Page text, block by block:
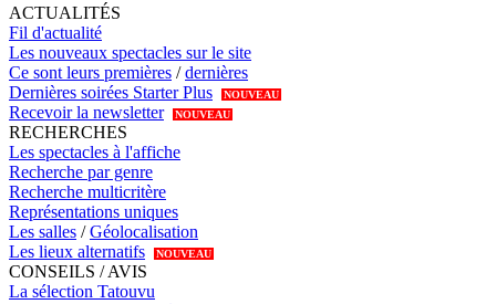
ACTUALITÉS
Fil d'actualité
Les nouveaux spectacles sur le site
Ce sont leurs premières /dernières
Dernières soirées Starter Plus
NOUVEAU
Recevoir la newsletter NOUVEAU
RECHERCHES
Les spectacles à l'affiche
Recherche par genre
Recherche multicritère
Représentations uniques
Les salles /Géolocalisation
Les lieux alternatifs
NOUVEAU
CONSEILS / AVIS
La sélection Tatouvu